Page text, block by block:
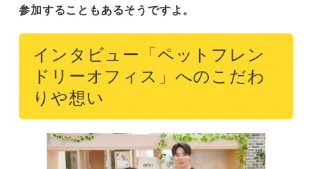
参加することもあるそうですよ。
インタビュー「ペットフレン
ドリーオフィス」へのこだわ
りや想い